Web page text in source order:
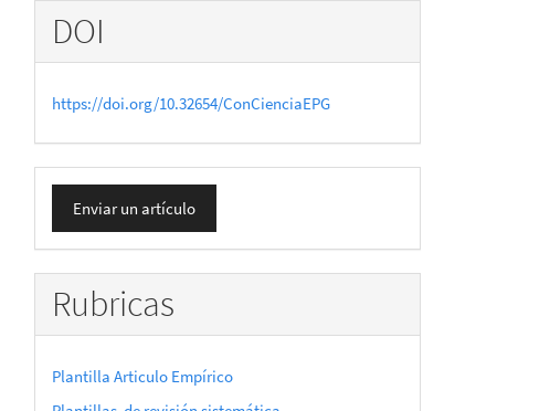
DOI
https://doi.org/10.32654/ConCienciaEPG
Enviar
un
artículo
Enviar un artículo
Rubricas
Plantilla Articulo Empírico